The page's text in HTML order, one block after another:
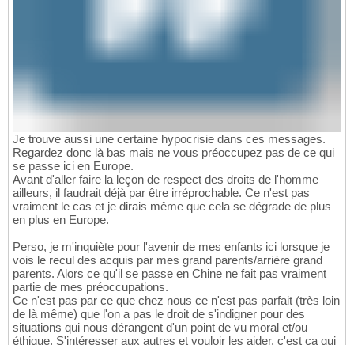
Je trouve aussi une certaine hypocrisie dans ces messages.
Regardez donc là bas mais ne vous préoccupez pas de ce qui
se passe ici en Europe.
Avant d'aller faire la leçon de respect des droits de l'homme
ailleurs, il faudrait déjà par être irréprochable. Ce n'est pas
vraiment le cas et je dirais même que cela se dégrade de plus
en plus en Europe.
Perso, je m'inquiète pour l'avenir de mes enfants ici lorsque je
vois le recul des acquis par mes grand parents/arrière grand
parents. Alors ce qu'il se passe en Chine ne fait pas vraiment
partie de mes préoccupations.
Ce n'est pas par ce que chez nous ce n'est pas parfait (très loin
de là même) que l'on a pas le droit de s'indigner pour des
situations qui nous dérangent d'un point de vu moral et/ou
éthique. S'intéresser aux autres et vouloir les aider, c'est ça qui